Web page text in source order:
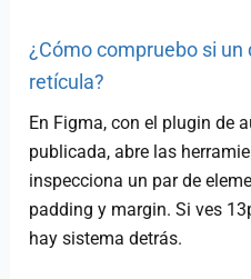
¿Cómo compruebo si un
retícula?
En Figma, con el plugin de
publicada, abre las
inspecciona un par de
padding y margin. Si ves
hay sistema detrás.